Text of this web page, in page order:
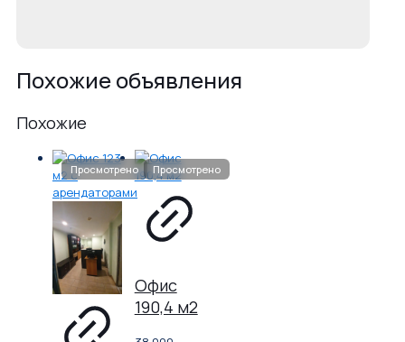
Похожие объявления
Похожие
Офис
190,4 м2